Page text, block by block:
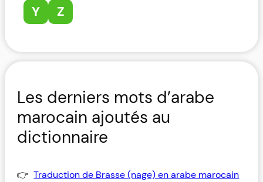
Y
Z
Les derniers mots d’arabe
marocain ajoutés au
dictionnaire
Traduction de Brasse (nage) en arabe marocain